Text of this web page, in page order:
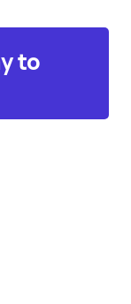
to